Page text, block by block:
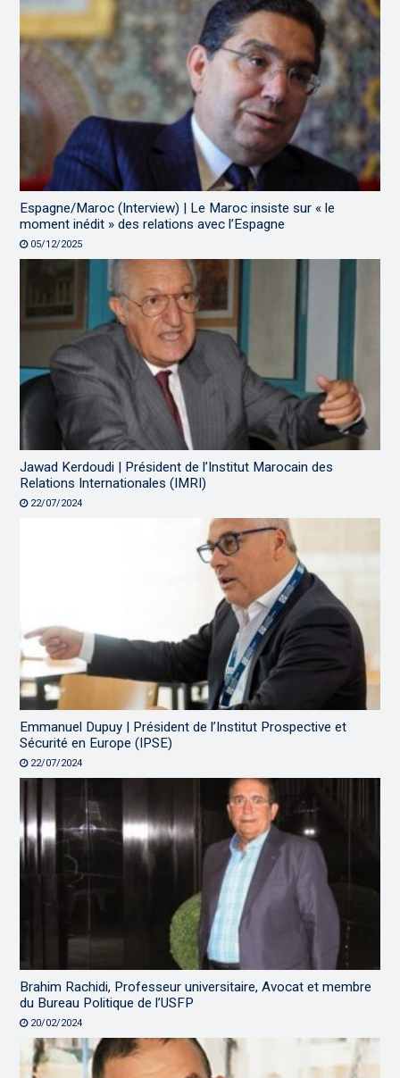
Espagne/Maroc (Interview) | Le Maroc insiste sur « le
moment inédit » des relations avec l’Espagne
05/12/2025
Jawad Kerdoudi | Président de l’Institut Marocain des
Relations Internationales (IMRI)
22/07/2024
Emmanuel Dupuy | Président de l’Institut Prospective et
Sécurité en Europe (IPSE)
22/07/2024
Brahim Rachidi, Professeur universitaire, Avocat et membre
du Bureau Politique de l’USFP
20/02/2024